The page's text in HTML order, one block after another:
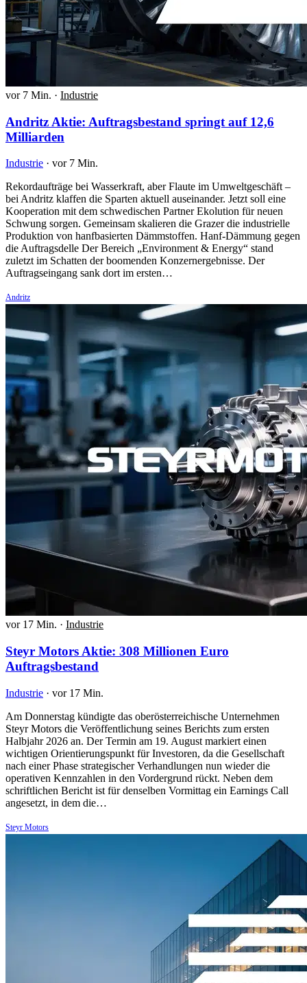
vor 7 Min. · Industrie
Andritz Aktie: Auftragsbestand springt auf 12,6
Milliarden
Industrie · vor 7 Min.
Rekordaufträge bei Wasserkraft, aber Flaute im Umweltgeschäft –
bei Andritz klaffen die Sparten aktuell auseinander. Jetzt soll eine
Kooperation mit dem schwedischen Partner Ekolution für neuen
Schwung sorgen. Gemeinsam skalieren die Grazer die industrielle
Produktion von hanfbasierten Dämmstoffen. Hanf-Dämmung gegen
die Auftragsdelle Der Bereich „Environment & Energy“ stand
zuletzt im Schatten der boomenden Konzernergebnisse. Der
Auftragseingang sank dort im ersten…
Andritz
vor 17 Min. · Industrie
Steyr Motors Aktie: 308 Millionen Euro
Auftragsbestand
Industrie · vor 17 Min.
Am Donnerstag kündigte das oberösterreichische Unternehmen
Steyr Motors die Veröffentlichung seines Berichts zum ersten
Halbjahr 2026 an. Der Termin am 19. August markiert einen
wichtigen Orientierungspunkt für Investoren, da die Gesellschaft
nach einer Phase strategischer Verhandlungen nun wieder die
operativen Kennzahlen in den Vordergrund rückt. Neben dem
schriftlichen Bericht ist für denselben Vormittag ein Earnings Call
angesetzt, in dem die…
Steyr Motors